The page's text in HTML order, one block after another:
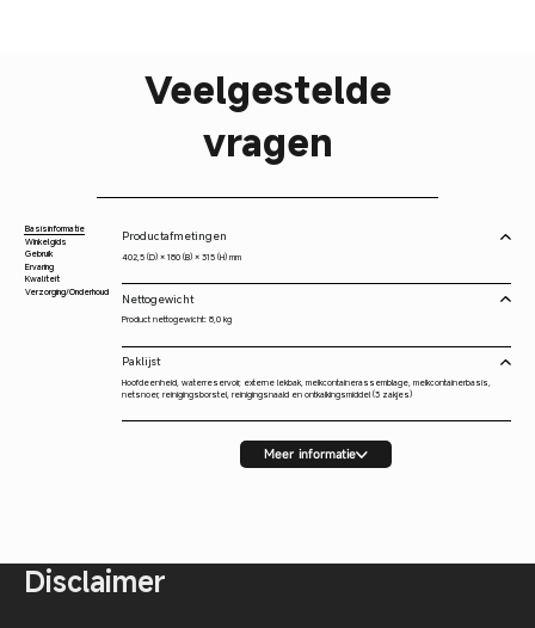
Veelgestelde
vragen
Basisinformatie
Winkelgids
Gebruik
Ervaring
Kwaliteit
Verzorging/Onderhoud
Productafmetingen
402,5 (D) × 180 (B) × 315 (H) mm
Nettogewicht
Product nettogewicht: 8,0 kg
Paklijst
Hoofdeenheid, waterreservoir, externe lekbak, melkcontainerassemblage, melkcontainerbasis,
netsnoer, reinigingsborstel, reinigingsnaald en ontkalkingsmiddel (3 zakjes)
Meer informatie
Disclaimer